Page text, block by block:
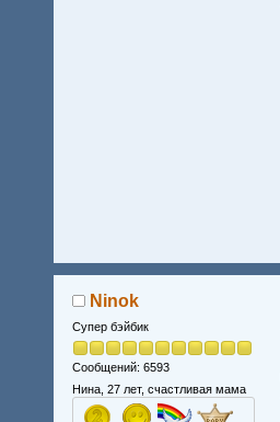
Ninok
Супер бэйбик
Сообщений: 6593
Нина, 27 лет, счастливая мама